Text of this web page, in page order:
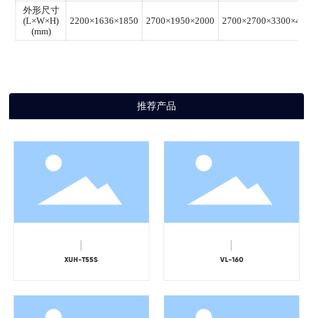
外形尺寸
(L×W×H)
(mm)
2200×1636×1850 2700×1950×2000
推荐产品
XUH-T55S VL-160